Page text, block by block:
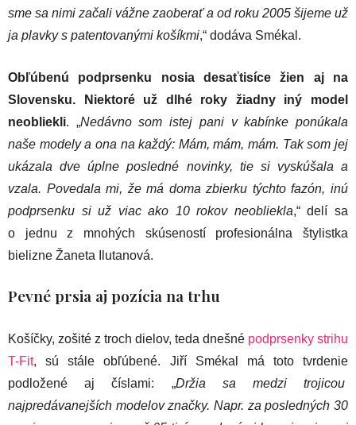
sme sa nimi začali vážne zaoberať a od roku 2005 šijeme už
ja plavky s patentovanými košíkmi,“ dodáva Smékal.
Obľúbenú podprsenku nosia desaťtisíce žien aj na
Slovensku. Niektoré už dlhé roky žiadny iný model
neobliekli. „Nedávno som istej pani v kabínke ponúkala
naše modely a ona na každý: Mám, mám, mám. Tak som jej
ukázala dve úplne posledné novinky, tie si vyskúšala a
vzala. Povedala mi, že má doma zbierku týchto fazón, inú
podprsenku si už viac ako 10 rokov neobliekla,“ delí sa
o jednu z mnohých skúseností profesionálna štylistka
bielizne Žaneta Ilutanová.
Pevné prsia aj pozícia na trhu
Košíčky, zošité z troch dielov, teda dnešné podprsenky strihu
T-Fit, sú stále obľúbené. Jiří Smékal má toto tvrdenie
podložené aj číslami: „Držia sa medzi trojicou
najpredávanejších modelov značky. Napr. za posledných 30